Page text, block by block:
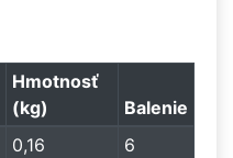
Hmotnosť
(kg)
Balenie
0,16 6